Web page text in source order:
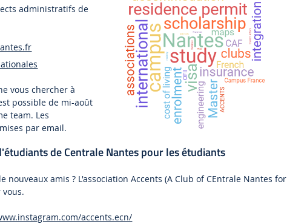
administratifs de
vous chercher à
possible de mi-août
team. Les
par email.
de Centrale Nantes pour les étudiants
nouveaux amis ? L'association Accents (A Club of CEntrale Nantes for
accents.ecn/